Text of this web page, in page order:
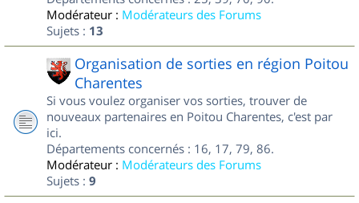
Modérateur : Modérateurs des Forums
Sujets : 13
Organisation de sorties en région Poitou
Charentes
Si vous voulez organiser vos sorties, trouver de
nouveaux partenaires en Poitou Charentes, c'est par
ici.
Départements concernés : 16, 17, 79, 86.
Modérateur : Modérateurs des Forums
Sujets : 9